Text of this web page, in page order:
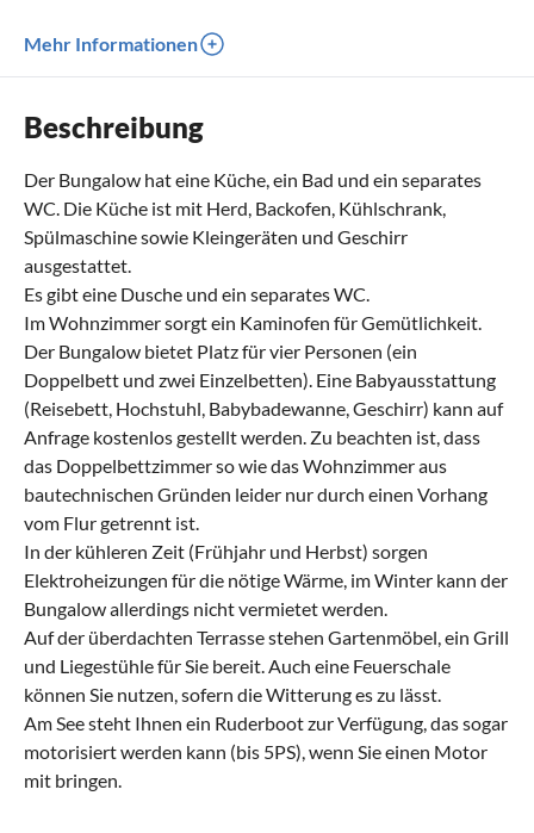
Mehr Informationen
Beschreibung
Der Bungalow hat eine Küche, ein Bad und ein separates
WC. Die Küche ist mit Herd, Backofen, Kühlschrank,
Spülmaschine sowie Kleingeräten und Geschirr
ausgestattet.
Es gibt eine Dusche und ein separates WC.
Im Wohnzimmer sorgt ein Kaminofen für Gemütlichkeit.
Der Bungalow bietet Platz für vier Personen (ein
Doppelbett und zwei Einzelbetten). Eine Babyausstattung
(Reisebett, Hochstuhl, Babybadewanne, Geschirr) kann auf
Anfrage kostenlos gestellt werden. Zu beachten ist, dass
das Doppelbettzimmer so wie das Wohnzimmer aus
bautechnischen Gründen leider nur durch einen Vorhang
vom Flur getrennt ist.
In der kühleren Zeit (Frühjahr und Herbst) sorgen
Elektroheizungen für die nötige Wärme, im Winter kann der
Bungalow allerdings nicht vermietet werden.
Auf der überdachten Terrasse stehen Gartenmöbel, ein Grill
und Liegestühle für Sie bereit. Auch eine Feuerschale
können Sie nutzen, sofern die Witterung es zu lässt.
Am See steht Ihnen ein Ruderboot zur Verfügung, das sogar
motorisiert werden kann (bis 5PS), wenn Sie einen Motor
mit bringen.